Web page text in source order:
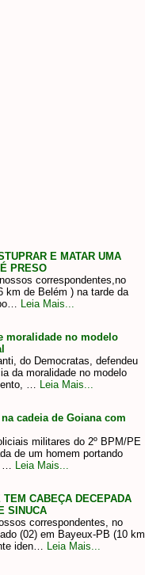
E MATAR UMA
PRESO
correspondentes,no
km de Belém ) na tarde da
Leia Mais...
moralidade no modelo
do Democratas, defendeu
da moralidade no modelo
…
Leia Mais...
cadeia de Goiana com
militares do 2º BPM/PE
de um homem portando
Leia Mais...
CABEÇA DECEPADA
SINUCA
correspondentes, no
(02) em Bayeux-PB (10 km
iden…
Leia Mais...